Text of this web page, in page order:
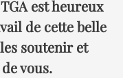
est heureux
de cette belle
soutenir et
vous.